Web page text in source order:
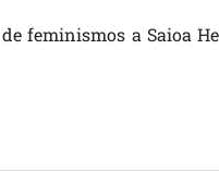
feminismos a Saioa